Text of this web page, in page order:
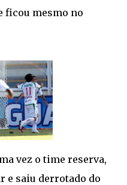
ficou mesmo no
vez o time reserva,
e saiu derrotado do